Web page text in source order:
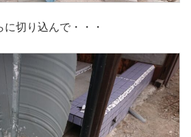
に切り込んで・・・